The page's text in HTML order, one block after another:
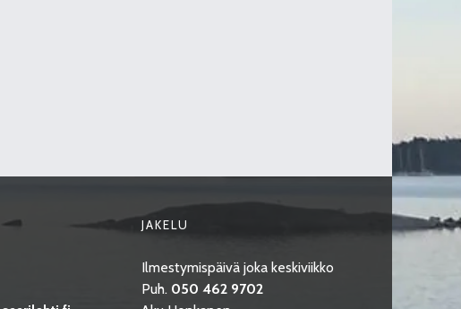
JAKELU
Ilmestymispäivä joka keskiviikko
Puh. 050 462 9702